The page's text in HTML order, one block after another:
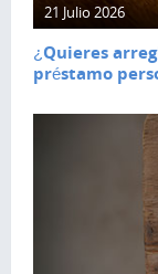
21 Julio 2026
¿Quieres
préstamo